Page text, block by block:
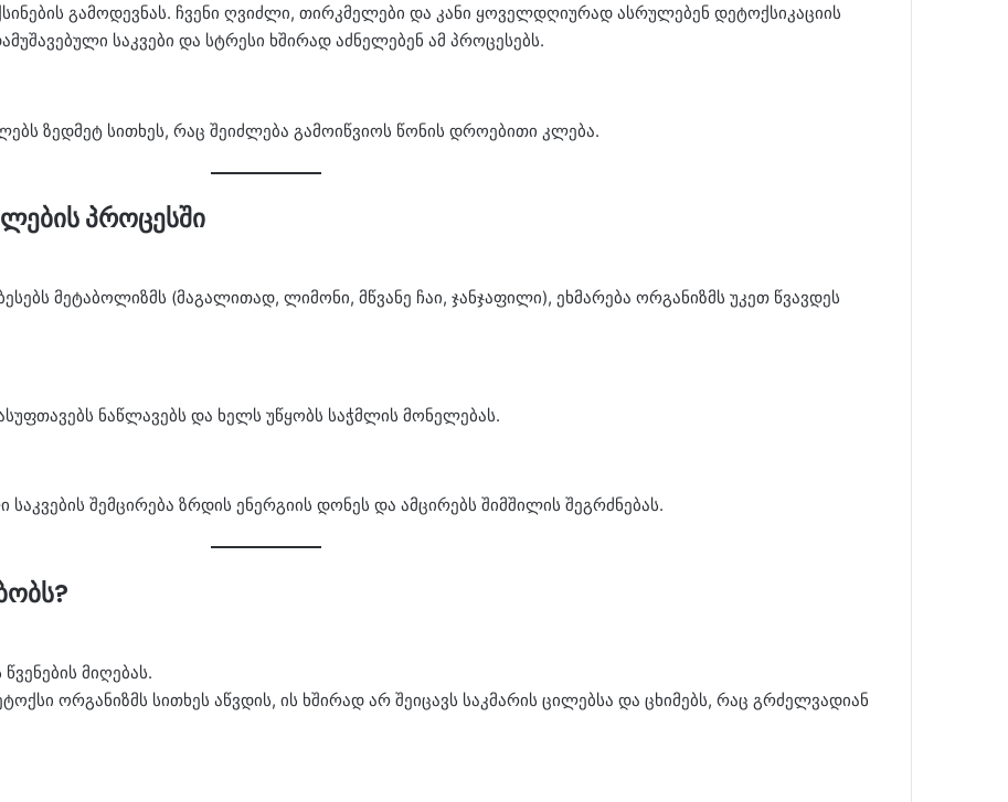
გამოდევნას. ჩვენი ღვიძლი, თირკმელები და კანი ყოველდღიურად ასრულებენ დეტოქსიკაციის
საკვები და სტრესი ხშირად აძნელებენ ამ პროცესებს.
ზედმეტ სითხეს, რაც შეიძლება გამოიწვიოს წონის დროებითი კლება.
პროცესში
მეტაბოლიზმს (მაგალითად, ლიმონი, მწვანე ჩაი, ჯანჯაფილი), ეხმარება ორგანიზმს უკეთ წვავდეს
ნაწლავებს და ხელს უწყობს საჭმლის მონელებას.
შემცირება ზრდის ენერგიის დონეს და ამცირებს შიმშილის შეგრძნებას.
მიღებას.
ორგანიზმს სითხეს აწვდის, ის ხშირად არ შეიცავს საკმარის ცილებსა და ცხიმებს, რაც გრძელვადიან